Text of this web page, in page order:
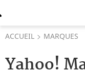
ACCUEIL MARQUES
Yahoo!